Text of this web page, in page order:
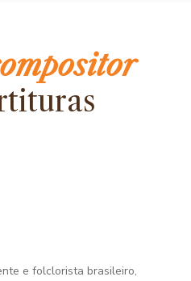
e folclorista brasileiro,